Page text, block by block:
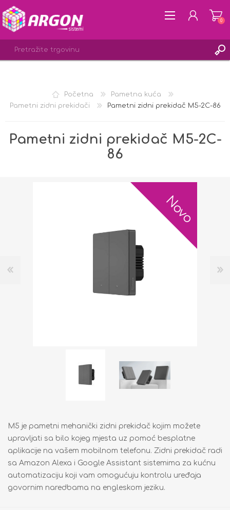
REGISTRACIJA
PRIJAVA
0
Početna
Pametna kuća
Pametni zidni prekidači
Pametni zidni prekidač M5-2C-86
Pametni zidni prekidač M5-2C-
86
Novo
M5 je pametni mehanički zidni prekidač kojim možete
upravljati sa bilo kojeg mjesta uz pomoć besplatne
aplikacije na vašem mobilnom telefonu. Zidni prekidač radi
sa Amazon Alexa i Google Assistant sistemima za kućnu
automatizaciju koji vam omogućuju kontrolu uređaja
govornim naredbama na engleskom jeziku.